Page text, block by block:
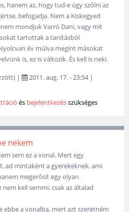
hanem az, hogy tud-e úgy szólni az
befogadja. Nem a Kiskegyed
mondjuk Varró Dani, vagy mit
tartottak a tanításból
év múlva megint másokat
is, ez is változik. És kell is neki.
| 2011. aug. 17. - 23:54|
és bejelentkezésszükséges
nekem
sem ez a vonal. Mert egy
ad mintaként a gyerekeknek, ami
megerősít egy olyan
kell semmi, csak az általad
ebbe a vonalba, mert azt szeretném